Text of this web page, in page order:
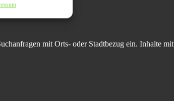
mit Orts- oder Stadtbezug ein. Inhalte mit